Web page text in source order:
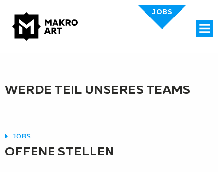
JOBS
WERDE TEIL UNSERES TEAMS
JOBS
OFFENE STELLEN